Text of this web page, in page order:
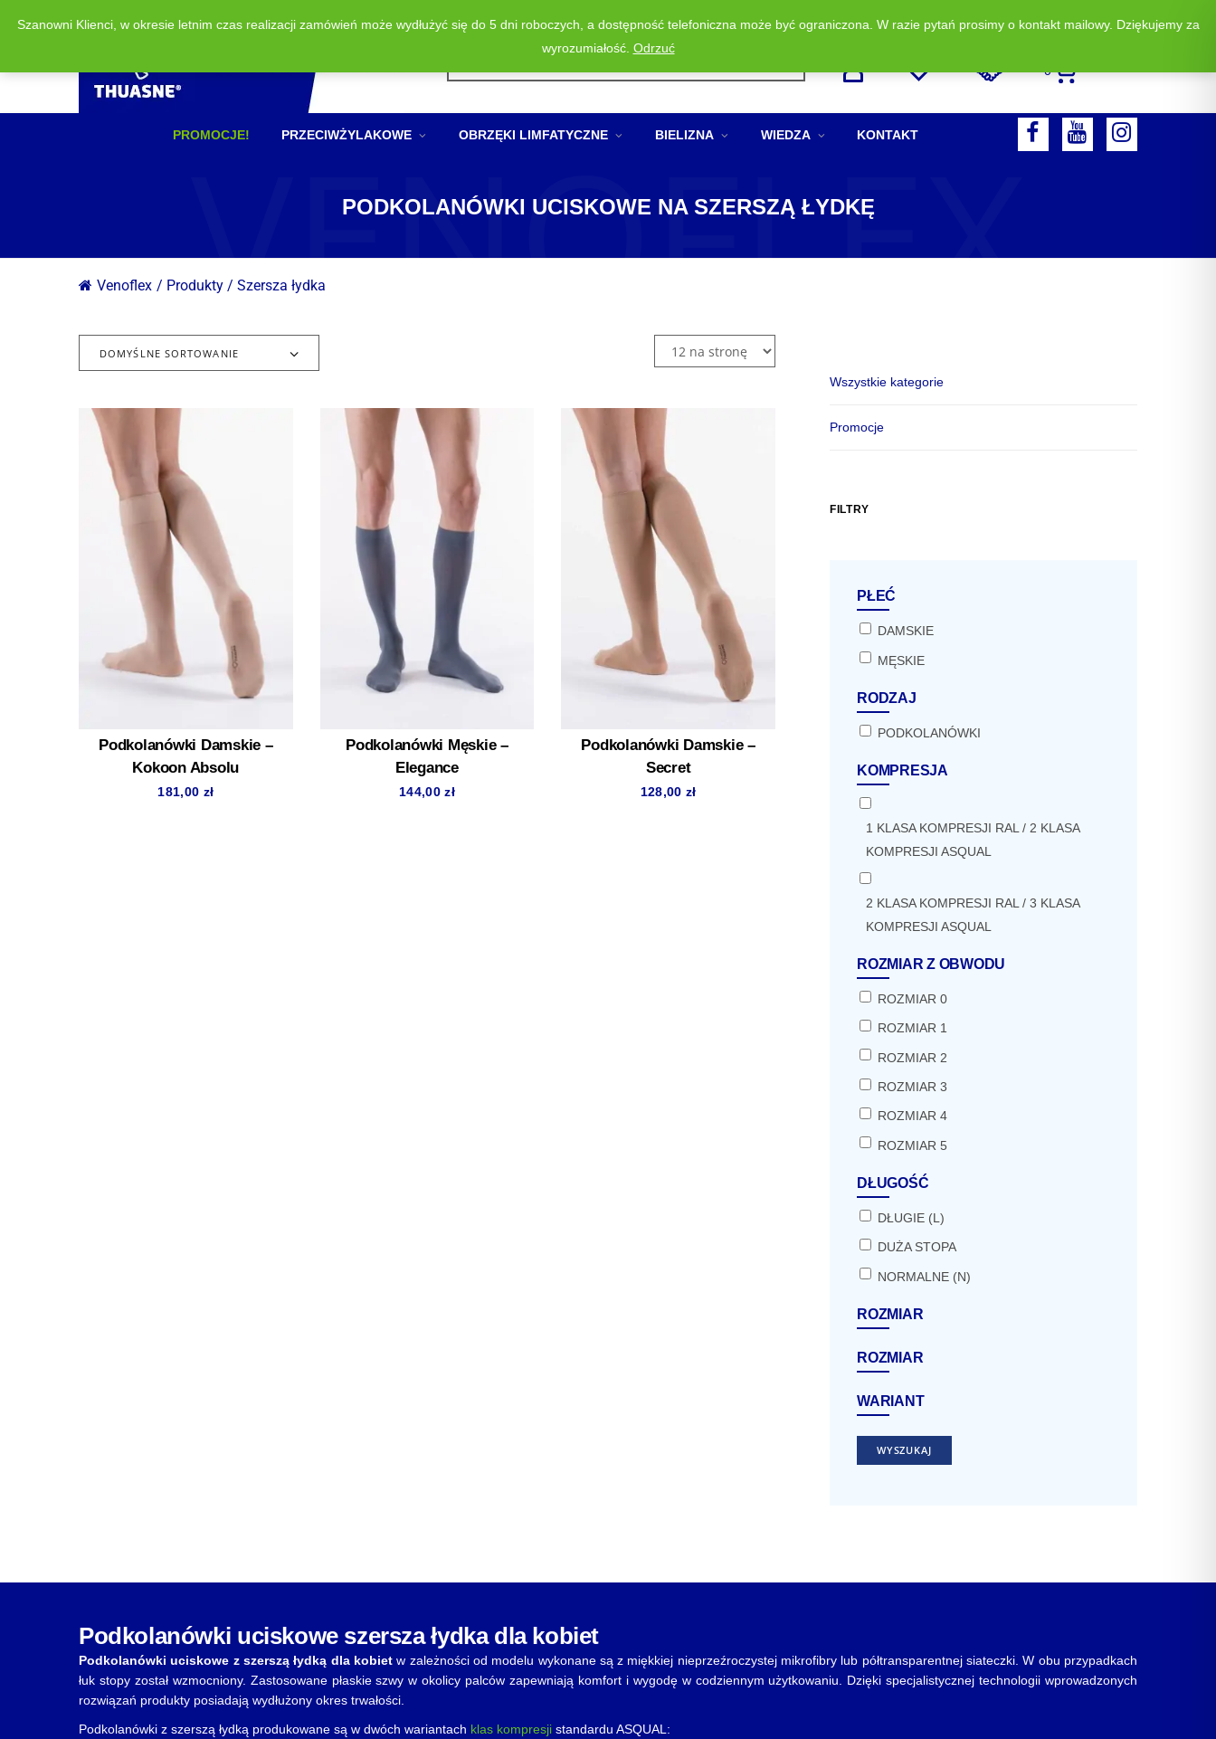
Wyszukiwarka
Zadzwoń i zamów: +48 513 523 883
0
PROMOCJE! PRZECIWŻYLAKOWE OBRZĘKI LIMFATYCZNE BIELIZNA WIEDZA KONTAKT
B
Y
U
I
A
PODKOLANÓWKI UCISKOWE NA SZERSZĄ ŁYDKĘ
VENOFLEX
Venoflex / Produkty / Szersza łydka
DOMYŚLNE SORTOWANIE
Podkolanówki Damskie –
Kokoon Absolu
181,00 zł
Podkolanówki Męskie –
Elegance
144,00zł
Podkolanówki Damskie –
Secret
128,00 zł
Wszystkie kategorie
Promocje
FILTRY
PŁEĆ
DAMSKIE
MĘSKIE
RODZAJ
PODKOLANÓWKI
KOMPRESJA
1 KLASA KOMPRESJI RAL / 2 KLASA
KOMPRESJI ASQUAL
2 KLASA KOMPRESJI RAL / 3 KLASA
KOMPRESJI ASQUAL
ROZMIAR Z OBWODU
ROZMIAR 0
ROZMIAR 1
ROZMIAR 2
ROZMIAR 3
ROZMIAR 4
ROZMIAR 5
DŁUGOŚĆ
DŁUGIE (L)
DUŻA STOPA
NORMALNE (N)
ROZMIAR
ROZMIAR
WARIANT
WYSZUKAJ
Podkolanówki uciskowe szersza łydka dla kobiet
Podkolanówki uciskowe z szerszą łydką dla kobietw zależności od modelu wykonane są z miękkiej nieprzeźroczystej mikrofibry lub półtransparentnej siateczki. W obu przypadkach
łuk stopy został wzmocniony. Zastosowane płaskie szwy w okolicy palców zapewniają komfort i wygodę w codziennym użytkowaniu. Dzięki specjalistycznej technologii wprowadzonych
rozwiązań produkty posiadają wydłużony okres trwałości.
Podkolanówki z szerszą łydką produkowane są w dwóch wariantach klas kompresji standardu ASQUAL:
Szanowni Klienci, w okresie letnim czas realizacji zamówień może wydłużyć się do 5 dni roboczych, a dostępność telefoniczna może być ograniczona. W razie pytań prosimy o kontakt mailowy. Dziękujemy za
wyrozumiałość. Odrzuć